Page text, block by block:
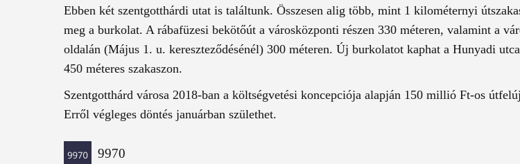
Ebben két szentgotthárdi utat is találtunk. Összesen alig több, mint 1 kilométernyi
meg a burkolat. A rábafüzesi bekötőút a városközponti részen 330 méteren, valamint a
oldalán (Május 1. u. kereszteződésénél) 300 méteren. Új burkolatot kaphat a Hunyadi
450 méteres szakaszon.
Szentgotthárd városa 2018-ban a költségvetési koncepciója alapján 150 millió Ft-os
Erről végleges döntés januárban születhet.
9970